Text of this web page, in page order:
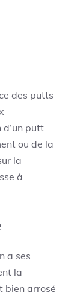
des putts
d’un putt
ou de la
la
à
a ses
la
bien arrosé